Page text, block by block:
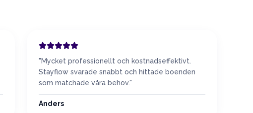
"Mycket professionellt och kostnadseffektivt.
Stayflow svarade snabbt och hittade boenden
som matchade våra behov."
Anders